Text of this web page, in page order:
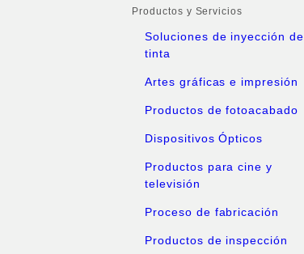
Productos y Servicios
Soluciones de inyección de
tinta
Artes gráficas e impresión
Productos de fotoacabado
Dispositivos Ópticos
Productos para cine y
televisión
Proceso de fabricación
Productos de inspección